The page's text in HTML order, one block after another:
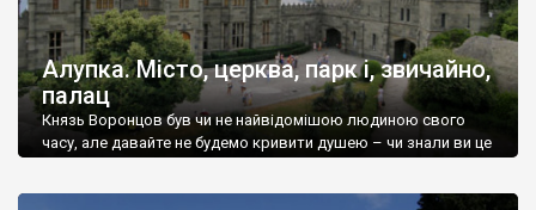
Алупка. Місто, церква, парк і, звичайно,
палац
Князь Воронцов був чи не найвідомішою людиною свого
часу, але давайте не будемо кривити душею – чи знали ви це